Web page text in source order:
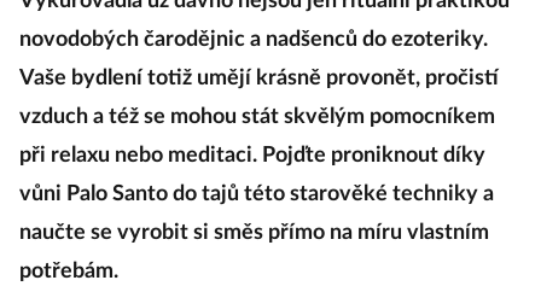
novodobých čarodějnic a nadšenců do ezoteriky.
Vaše bydlení totiž umějí krásně provonět, pročistí
vzduch a též se mohou stát skvělým pomocníkem
při relaxu nebo meditaci. Pojďte proniknout díky
vůni Palo Santo do tajů této starověké techniky a
naučte se vyrobit si směs přímo na míru vlastním
potřebám.